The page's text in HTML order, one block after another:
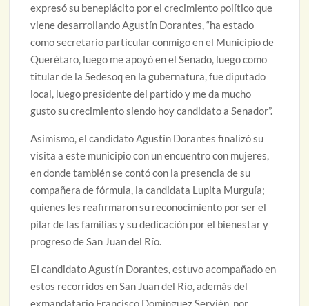
expresó su beneplácito por el crecimiento político que
viene desarrollando Agustín Dorantes, “ha estado
como secretario particular conmigo en el Municipio de
Querétaro, luego me apoyó en el Senado, luego como
titular de la Sedesoq en la gubernatura, fue diputado
local, luego presidente del partido y me da mucho
gusto su crecimiento siendo hoy candidato a Senador”.
Asimismo, el candidato Agustín Dorantes finalizó su
visita a este municipio con un encuentro con mujeres,
en donde también se contó con la presencia de su
compañera de fórmula, la candidata Lupita Murguía;
quienes les reafirmaron su reconocimiento por ser el
pilar de las familias y su dedicación por el bienestar y
progreso de San Juan del Río.
El candidato Agustín Dorantes, estuvo acompañado en
estos recorridos en San Juan del Río, además del
exmandatario Francisco Domínguez Servién, por